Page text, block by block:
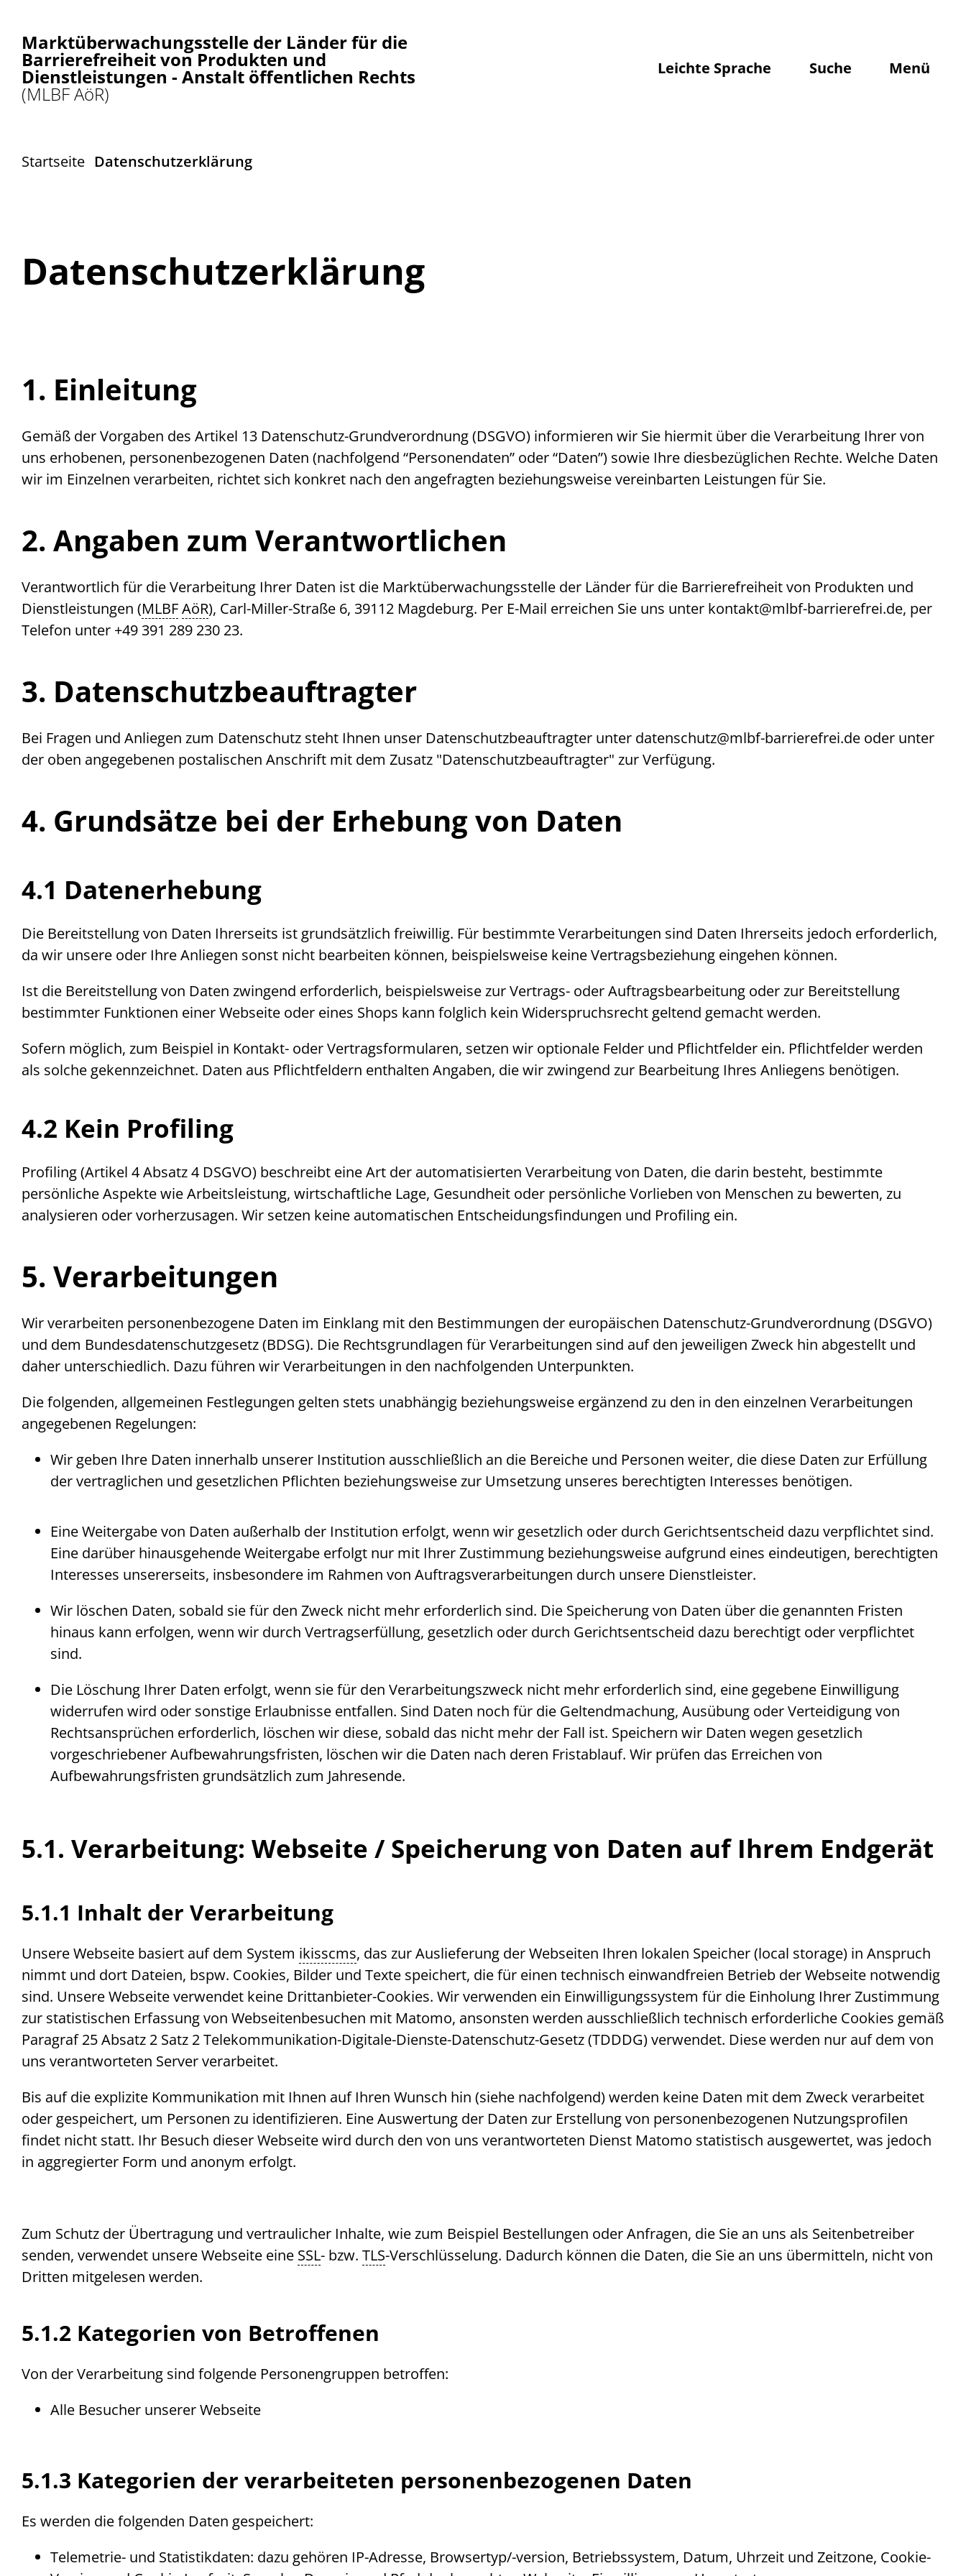
Marktüberwachungsstelle der Länder für die
Barrierefreiheit von Produkten und
Dienstleistungen - Anstalt öffentlichen Rechts
(MLBF AöR)
Leichte Sprache Suche Menü
Startseite Datenschutzerklärung
Datenschutzerklärung
1. Einleitung
Gemäß der Vorgaben des Artikel 13 Datenschutz-Grundverordnung (DSGVO) informieren wir Sie hiermit über die Verarbeitung Ihrer von
uns erhobenen, personenbezogenen Daten (nachfolgend “Personendaten” oder “Daten”) sowie Ihre diesbezüglichen Rechte. Welche Daten
wir im Einzelnen verarbeiten, richtet sich konkret nach den angefragten beziehungsweise vereinbarten Leistungen für Sie.
2. Angaben zum Verantwortlichen
Verantwortlich für die Verarbeitung Ihrer Daten ist die Marktüberwachungsstelle der Länder für die Barrierefreiheit von Produkten und
Dienstleistungen (MLBFAöR), Carl-Miller-Straße 6, 39112 Magdeburg. Per E-Mail erreichen Sie uns unter kontakt@mlbf-barrierefrei.de, per
Telefon unter +49 391 289 230 23.
3. Datenschutzbeauftragter
Bei Fragen und Anliegen zum Datenschutz steht Ihnen unser Datenschutzbeauftragter unter datenschutz@mlbf-barrierefrei.de oder unter
der oben angegebenen postalischen Anschrift mit dem Zusatz "Datenschutzbeauftragter" zur Verfügung.
4. Grundsätze bei der Erhebung von Daten
4.1 Datenerhebung
Die Bereitstellung von Daten Ihrerseits ist grundsätzlich freiwillig. Für bestimmte Verarbeitungen sind Daten Ihrerseits jedoch erforderlich,
da wir unsere oder Ihre Anliegen sonst nicht bearbeiten können, beispielsweise keine Vertragsbeziehung eingehen können.
Ist die Bereitstellung von Daten zwingend erforderlich, beispielsweise zur Vertrags- oder Auftragsbearbeitung oder zur Bereitstellung
bestimmter Funktionen einerWebseite oder eines Shops kann folglich kein Widerspruchsrecht geltend gemacht werden.
Sofern möglich, zum Beispiel in Kontakt- oder Vertragsformularen, setzen wir optionale Felder und Pflichtfelder ein. Pflichtfelder werden
als solche gekennzeichnet. Daten aus Pflichtfeldern enthalten Angaben, die wir zwingend zur Bearbeitung Ihres Anliegens benötigen.
4.2 Kein Profiling
Profiling(Artikel 4 Absatz 4 DSGVO) beschreibt eine Art der automatisierten Verarbeitung von Daten, die darin besteht, bestimmte
persönliche Aspekte wie Arbeitsleistung, wirtschaftliche Lage, Gesundheit oder persönliche Vorlieben von Menschen zu bewerten, zu
analysieren oder vorherzusagen. Wir setzen keine automatischen Entscheidungsfindungen und Profiling ein.
5. Verarbeitungen
Wir verarbeiten personenbezogene Daten im Einklang mit den Bestimmungen der europäischen Datenschutz-Grundverordnung (DSGVO)
und dem Bundesdatenschutzgesetz (BDSG). Die Rechtsgrundlagen für Verarbeitungen sind auf den jeweiligen Zweck hin abgestellt und
daher unterschiedlich. Dazu führen wir Verarbeitungen in den nachfolgenden Unterpunkten.
Die folgenden, allgemeinen Festlegungen gelten stets unabhängig beziehungsweise ergänzend zu den in den einzelnen Verarbeitungen
angegebenen Regelungen:
Wir geben Ihre Daten innerhalb unserer Institution ausschließlich an die Bereiche und Personen weiter, die diese Daten zur Erfüllung
der vertraglichen und gesetzlichen Pflichten beziehungsweise zur Umsetzung unseres berechtigten Interesses benötigen.
Eine Weitergabe von Daten außerhalb der Institution erfolgt, wenn wir gesetzlich oder durch Gerichtsentscheid dazu verpflichtet sind.
Eine darüber hinausgehende Weitergabe erfolgt nur mit Ihrer Zustimmung beziehungsweise aufgrund eines eindeutigen, berechtigten
Interesses unsererseits, insbesondere im Rahmen von Auftragsverarbeitungen durch unsere Dienstleister.
Wir löschen Daten, sobald sie für den Zweck nicht mehr erforderlich sind. Die Speicherung von Daten über die genannten Fristen
hinaus kann erfolgen, wenn wir durch Vertragserfüllung, gesetzlich oder durch Gerichtsentscheid dazu berechtigt oder verpflichtet
sind.
Die Löschung Ihrer Daten erfolgt, wenn sie für den Verarbeitungszweck nicht mehr erforderlich sind, eine gegebene Einwilligung
widerrufen wird oder sonstige Erlaubnisse entfallen. Sind Daten noch für die Geltendmachung, Ausübung oder Verteidigung von
Rechtsansprüchen erforderlich, löschen wir diese, sobald das nicht mehr der Fall ist. Speichern wir Daten wegen gesetzlich
vorgeschriebener Aufbewahrungsfristen, löschen wir die Daten nach deren Fristablauf. Wir prüfen das Erreichen von
Aufbewahrungsfristen grundsätzlich zum Jahresende.
5.1. Verarbeitung: Webseite / Speicherung von Daten auf Ihrem Endgerät
5.1.1 Inhalt der Verarbeitung
Unsere Webseite basiert auf dem System ikisscms, das zur Auslieferung der Webseiten Ihren lokalen Speicher (local storage) in Anspruch
nimmt und dort Dateien, bspw. Cookies, Bilder und Texte speichert, die für einen technisch einwandfreien Betrieb der Webseite notwendig
sind. Unsere Webseite verwendet keine Drittanbieter-Cookies. Wir verwenden ein Einwilligungssystem für die Einholung Ihrer Zustimmung
zur statistischen Erfassung von Webseitenbesuchen mit Matomo, ansonsten werden ausschließlich technisch erforderliche Cookies gemäß
Paragraf 25 Absatz 2 Satz 2 Telekommunikation-Digitale-Dienste-Datenschutz-Gesetz (TDDDG) verwendet. Diese werden nur auf dem von
uns verantworteten Server verarbeitet.
Bis auf die explizite Kommunikation mit Ihnen auf Ihren Wunsch hin (siehe nachfolgend) werden keine Daten mit dem Zweck verarbeitet
oder gespeichert, um Personen zu identifizieren. Eine Auswertung der Daten zur Erstellung von personenbezogenen Nutzungsprofilen
findet nicht statt. Ihr Besuch dieser Webseite wird durch den von uns verantworteten Dienst Matomo statistisch ausgewertet, was jedoch
in aggregierter Form und anonym erfolgt.
Zum Schutz der Übertragung und vertraulicher Inhalte, wie zum Beispiel Bestellungen oder Anfragen, die Sie an uns als Seitenbetreiber
senden, verwendet unsereWebseite eine SSL- bzw. TLS-Verschlüsselung. Dadurch können die Daten, die Sie an uns übermitteln, nicht von
Dritten mitgelesen werden.
5.1.2 Kategorien von Betroffenen
Von der Verarbeitung sind folgende Personengruppen betroffen:
Alle Besucher unserer Webseite
5.1.3 Kategorien der verarbeiteten personenbezogenen Daten
Es werden die folgenden Daten gespeichert:
Telemetrie- und Statistikdaten: dazu gehören IP-Adresse, Browsertyp/-version, Betriebssystem, Datum, Uhrzeit und Zeitzone, Cookie-